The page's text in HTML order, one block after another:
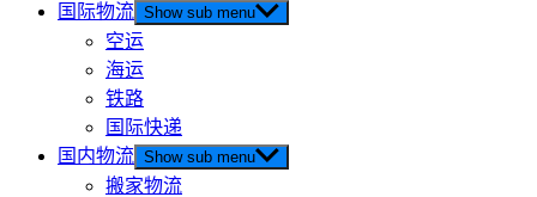
国际物流 Show sub menu
空运
海运
铁路
国际快递
国内物流 Show sub menu
搬家物流